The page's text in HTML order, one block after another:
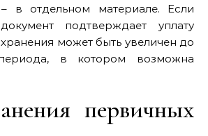
– в отдельном материале. Если
подтверждает уплату
может быть увеличен до
в котором возможна
первичных